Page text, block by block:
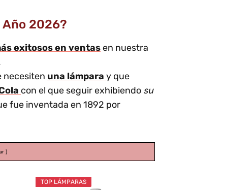
Año 2026?
exitosos en ventasen nuestra
necesiten una lámpara y que
con el que seguir exhibiendo su
fue inventada en 1892 por
TOP LÁMPARAS